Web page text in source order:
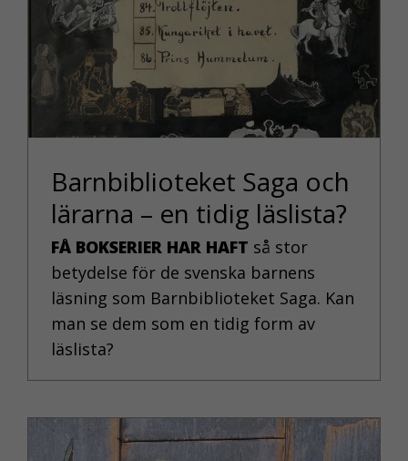
Barnbiblioteket Saga och
lärarna – en tidig läslista?
FÅ BOKSERIER HAR HAFT så stor
betydelse för de svenska barnens
läsning som Barnbiblioteket Saga. Kan
man se dem som en tidig form av
läslista?